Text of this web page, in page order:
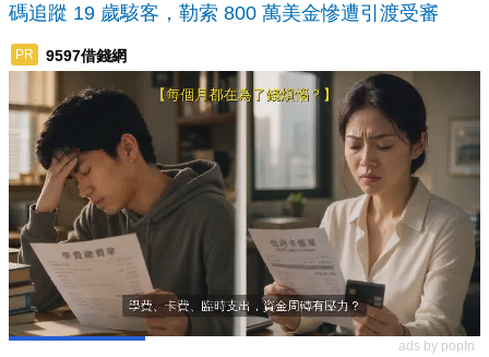
碼追蹤 19 歲駭客，勒索 800 萬美金慘遭引渡受審
PR 9597借錢網
ads by popIn